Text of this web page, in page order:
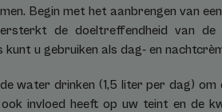
Begin met het aanbrengen van
de doeltreffendheid van de
u gebruiken als dag- en
water drinken (1,5 liter per dag) om
invloed heeft op uw teint en de